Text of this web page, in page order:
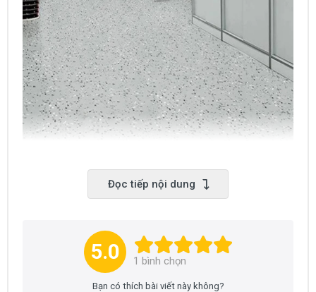
MÀU SẢN PHẨM THẢM CUỘN VINYL DÂN
Đọc tiếp nội dung
5.0 1 bình chọn
Bạn có thích bài viết này không?